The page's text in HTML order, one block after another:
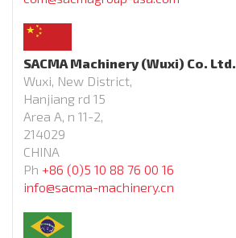
SACMA Machinery (Wuxi) Co. Ltd.
Wuxi, New District,
Hanjiang rd 15
Area A, n 11-2,
214029
CHINA
Ph +86 (0)5 10 88 76 00 16
info@sacma-machinery.cn